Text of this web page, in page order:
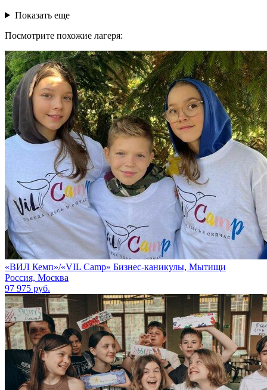
Показать еще
Посмотрите похожие лагеря:
«ВИЛ Кемп»/«VIL Camp» Бизнес-каникулы, Мытищи
Россия, Москва
97 975 руб.